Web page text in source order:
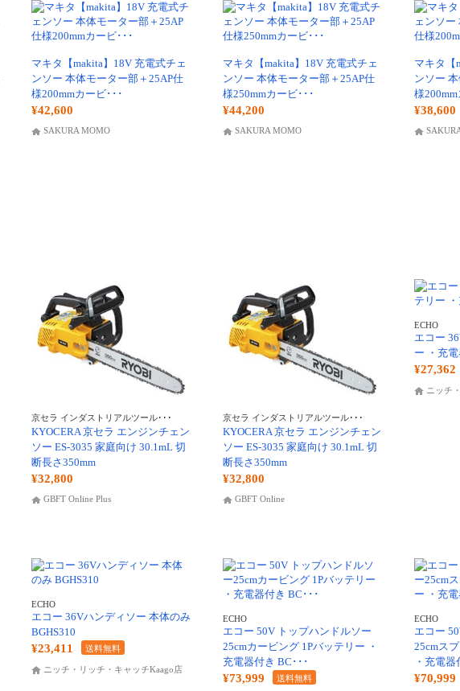
マキタ【makita】18V 充電式チェ
ンソー 本体モーター部＋25AP仕
様200mmカービ･･･
¥42,600
SAKURA MOMO
マキタ【makita】18V 充電式チェ
ンソー 本体モーター部＋25AP仕
様250mmカービ･･･
¥44,200
SAKURA MOMO
マキタ【
ンソー
様
¥38,600
京セラ インダストリアルツール･･･
KYOCERA 京セラ エンジンチェン
ソー ES-3035 家庭向け 30.1mL 切
断長さ350mm
¥32,800
GBFT Online Plus
京セラ インダストリアルツール･･･
KYOCERA 京セラ エンジンチェン
ソー ES-3035 家庭向け 30.1mL 切
断長さ350mm
¥32,800
GBFT Online
ECHO
エコー
ー ・充
¥27,362
ニッチ
ECHO
エコー 36Vハンディソー 本体のみ
BGHS310
¥23,411 送料無料
ニッチ・リッチ・キャッチKaago店
ECHO
エコー 50V トップハンドルソー
25cmカービング 1Pバッテリー ・
充電器付き BC･･･
¥73,999 送料無料
ECHO
エコー
25cmス
・充電器
¥70,999